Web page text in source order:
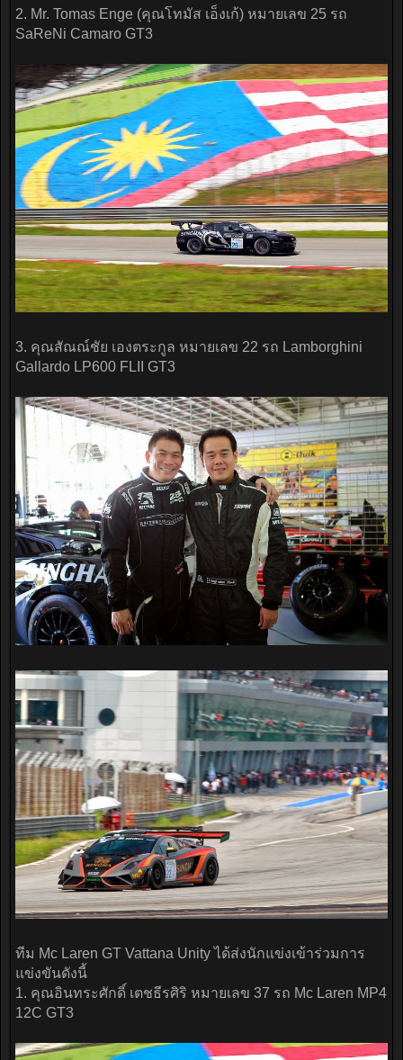
2. Mr. Tomas Enge (คุณโทมัส เอ็งเก้) หมายเลข 25 รถ
SaReNi Camaro GT3
3. คุณสัณณ์ชัย เองตระกูล หมายเลข 22 รถ Lamborghini
Gallardo LP600 FLII GT3
ทีม Mc Laren GT Vattana Unity ได้ส่งนักแข่งเข้าร่วมการ
แข่งขันดังนี้
1. คุณอินทระศักดิ์ เตชธีรศิริ หมายเลข 37 รถ Mc Laren MP4
12C GT3